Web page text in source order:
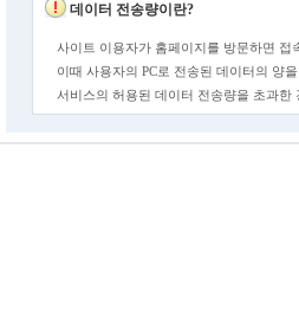
데이터 전송량이란?
사이트 이용자가 홈페이지를 방문하면 접
이때 사용자의 PC로 전송된 데이터의 양
서비스의 허용된 데이터 전송량을 초과